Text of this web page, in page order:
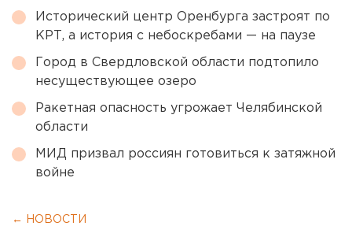
Исторический центр Оренбурга застроят по
КРТ, а история с небоскребами — на паузе
Город в Свердловской области подтопило
несуществующее озеро
Ракетная опасность угрожает Челябинской
области
МИД призвал россиян готовиться к затяжной
войне
← НОВОСТИ